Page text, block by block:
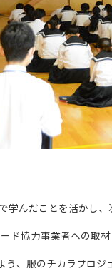
学んだことを活かし、
ド協力事業者への取
う、服のチカラプロジ